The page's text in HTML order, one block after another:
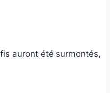
auront été surmontés,